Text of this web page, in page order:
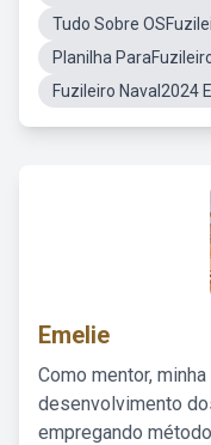
Tudo Sobre
Planilha
Fuzileiro Naval2024
Emelie
Como mentor,
desenvolvimento
empregando